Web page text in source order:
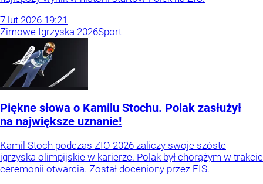
7 lut 2026 19:21
Zimowe Igrzyska 2026Sport
Piękne słowa o Kamilu Stochu. Polak zasłużył
na największe uznanie!
Kamil Stoch podczas ZIO 2026 zaliczy swoje szóste
igrzyska olimpijskie w karierze. Polak był chorążym w trakcie
ceremonii otwarcia. Został doceniony przez FIS.